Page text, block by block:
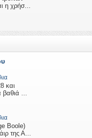
η χρήσ...
και
βαθιά ...
Boole)
της Α...